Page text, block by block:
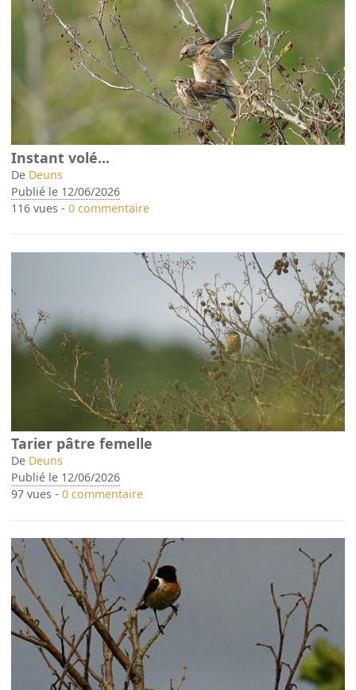
Instant volé...
De Deuns
Publié le 12/06/2026
116 vues -0 commentaire
Tarier pâtre femelle
De Deuns
Publié le 12/06/2026
97 vues -0 commentaire